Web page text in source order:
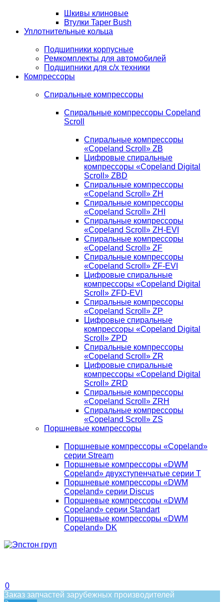
Шкивы клиновые
Втулки Taper Bush
Уплотнительные кольца
Подшипники корпусные
Ремкомплекты для автомобилей
Подшипники для с/х техники
Компрессоры
Спиральные компрессоры
Спиральные компрессоры Copeland
Scroll
Спиральные компрессоры
«Copeland Scroll» ZB
Цифровые спиральные
компрессоры «Copeland Digital
Scroll» ZBD
Спиральные компрессоры
«Copeland Scroll» ZH
Спиральные компрессоры
«Copeland Scroll» ZHI
Спиральные компрессоры
«Copeland Scroll» ZH-EVI
Спиральные компрессоры
«Copeland Scroll» ZF
Спиральные компрессоры
«Copeland Scroll» ZF-EVI
Цифровые спиральные
компрессоры «Copeland Digital
Scroll» ZFD-EVI
Спиральные компрессоры
«Copeland Scroll» ZP
Цифровые спиральные
компрессоры «Copeland Digital
Scroll» ZPD
Спиральные компрессоры
«Copeland Scroll» ZR
Цифровые спиральные
компрессоры «Copeland Digital
Scroll» ZRD
Спиральные компрессоры
«Copeland Scroll» ZRH
Спиральные компрессоры
«Copeland Scroll» ZS
Поршневые компрессоры
Поршневые компрессоры «Copeland»
серии Stream
Поршневые компрессоры «DWM
Copeland» двухступенчатые серии T
Поршневые компрессоры «DWM
Copeland» серии Discus
Поршневые компрессоры «DWM
Copeland» серии Standart
Поршневые компрессоры «DWM
Copeland» DK
0
Заказ запчастей зарубежных производителей